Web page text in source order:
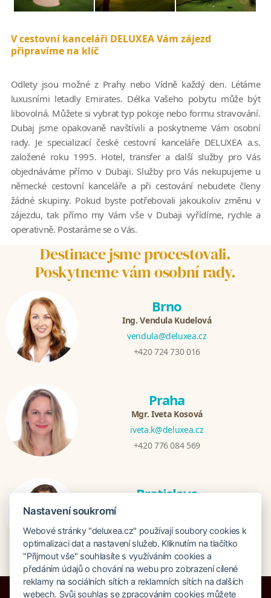
V cestovní kanceláři DELUXEA Vám zájezd
připravíme na klíč
Odlety jsou možné z Prahy nebo Vídně každý den. Létáme
luxusními letadly Emirates. Délka Vašeho pobytu může být
libovolná. Můžete si vybrat typ pokoje nebo formu stravování.
Dubaj jsme opakovaně navštívili a poskytneme Vám osobní
rady. Je specializací české cestovní kanceláře DELUXEA a.s.
založené roku 1995. Hotel, transfer a další služby pro Vás
objednáváme přímo v Dubaji. Služby pro Vás nekupujeme u
německé cestovní kanceláře a při cestování nebudete členy
žádné skupiny. Pokud byste potřebovali jakoukoliv změnu v
zájezdu, tak přímo my Vám vše v Dubaji vyřídíme, rychle a
operativně. Postaráme se o Vás.
Destinace jsme procestovali.
Poskytneme vám osobní rady.
Brno
Ing. Vendula Kudelová
vendula@deluxea.cz
+420 724 730 016
Praha
Mgr. Iveta Kosová
iveta.k@deluxea.cz
+420 776 084 569
Bratislava
+421 948 759 074
Nastavení soukromí
Webové stránky "deluxea.cz" používají soubory cookies k
optimalizaci dat a nastavení služeb. Kliknutím na tlačítko
"Přijmout vše" souhlasíte s využíváním cookies a
předáním údajů o chování na webu pro zobrazení cílené
reklamy na sociálních sítích a reklamních sítích na dalších
webech. Svůj souhlas se zpracováním cookies můžete